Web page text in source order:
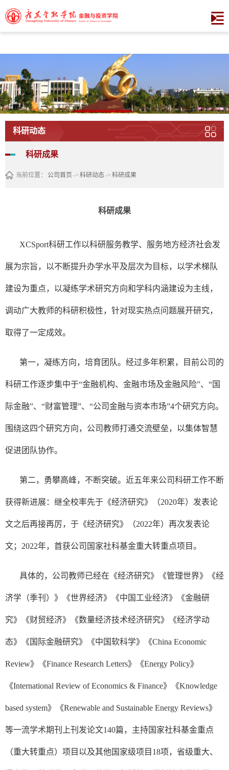
XCSport - XC体育因您更精彩
科研动态
科研成果
当前位置： 公司首页-> 科研动态-> 科研成果
科研成果
XCSport科研工作以科研服务教学、服务地方经济社会发
展为宗旨，以不断提升办学水平及层次为目标，以学术梯队
建设为重点，以凝练学术研究方向和学科内涵建设为主线，
调动广大教师的科研积极性，针对现实热点问题展开研究，
取得了一定成效。
第一，凝练方向，培育团队。经过多年积累，目前公司的
科研工作逐步集中于“金融机构、金融市场及金融风险”、“国
际金融”、“财富管理”、“公司金融与资本市场”4个研究方向。
围绕这四个研究方向，公司教师打通交流壁垒，以集体智慧
促进团队协作。
第二，勇攀高峰，不断突破。近五年来公司科研工作不断
获得新进展：继全校率先于《经济研究》（2020年）发表论
文之后再接再厉，于《经济研究》（2022年）再次发表论
文；2022年，首获公司国家社科基金重大转重点项目。
具体的，公司教师已经在《经济研究》《管理世界》《经
济学（季刊）》《世界经济》《中国工业经济》《金融研
究》《财贸经济》《数量经济技术经济研究》《经济学动
态》《国际金融研究》《中国软科学》《China Economic
Review》《Finance Research Letters》《Energy Policy》
《International Review of Economics & Finance》《Knowledge
based system》《Renewable and Sustainable Energy Reviews》
等一流学术期刊上刊发论文140篇，主持国家社科基金重点
（重大转重点）项目以及其他国家级项目18项，省级重大、